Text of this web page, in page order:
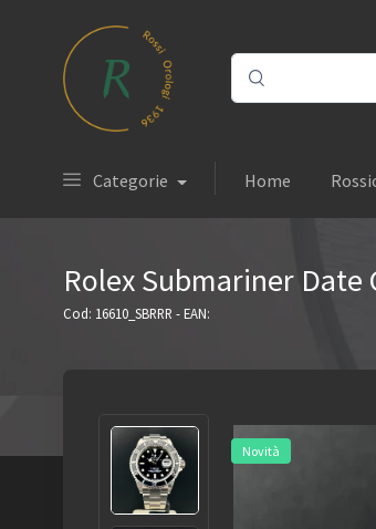
Categorie Home
Rolex Submariner Date
Cod: 16610_SBRRR - EAN:
Novità